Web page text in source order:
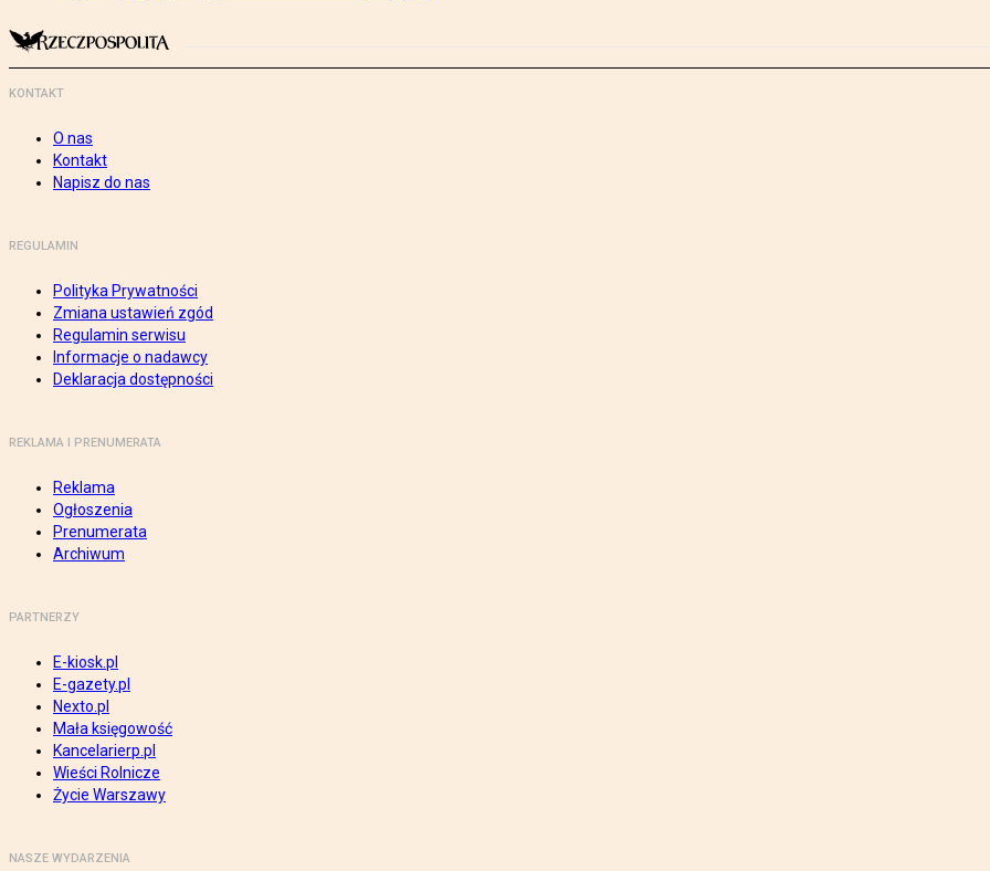
KONTAKT
O nas
Kontakt
Napisz do nas
REGULAMIN
Polityka Prywatności
Zmiana ustawień zgód
Regulamin serwisu
Informacje o nadawcy
Deklaracja dostępności
REKLAMA I PRENUMERATA
Reklama
Ogłoszenia
Prenumerata
Archiwum
PARTNERZY
E-kiosk.pl
E-gazety.pl
Nexto.pl
Mała księgowość
Kancelarierp.pl
Wieści Rolnicze
Życie Warszawy
NASZE WYDARZENIA